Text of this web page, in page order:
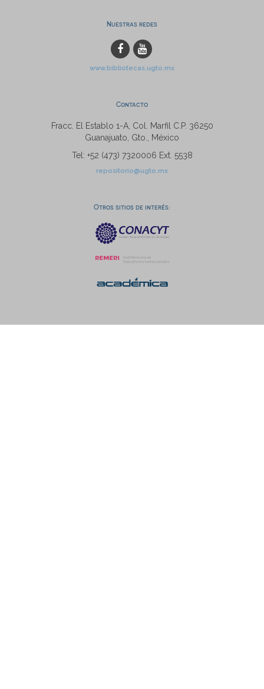
Nuestras redes
www.bibliotecas.ugto.mx
Contacto
Fracc. El Establo 1-A, Col. Marfil C.P. 36250
Guanajuato, Gto., México
Tel: +52 (473) 7320006 Ext. 5538
repositorio@ugto.mx
Otros sitios de interés: